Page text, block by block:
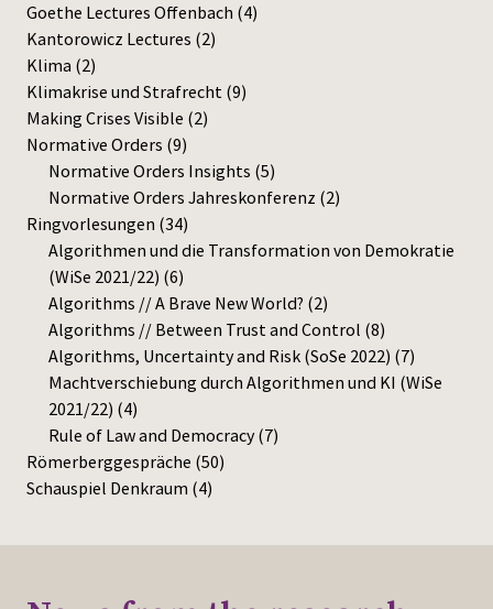
Goethe Lectures Offenbach (4)
Kantorowicz Lectures (2)
Klima (2)
Klimakrise und Strafrecht (9)
Making Crises Visible (2)
Normative Orders (9)
Normative Orders Insights (5)
Normative Orders Jahreskonferenz (2)
Ringvorlesungen (34)
Algorithmen und die Transformation von Demokratie
(WiSe 2021/22) (6)
Algorithms // A Brave New World? (2)
Algorithms // Between Trust and Control (8)
Algorithms, Uncertainty and Risk (SoSe 2022) (7)
Machtverschiebung durch Algorithmen und KI (WiSe
2021/22) (4)
Rule of Law and Democracy(7)
Römerberggespräche (50)
Schauspiel Denkraum (4)